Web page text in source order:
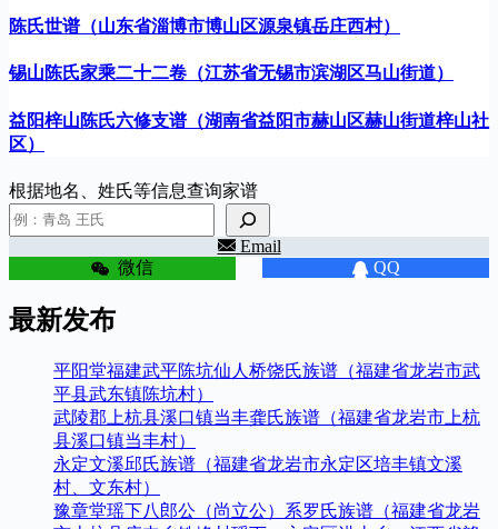
陈氏世谱（山东省淄博市博山区源泉镇岳庄西村）
锡山陈氏家乘二十二卷（江苏省无锡市滨湖区马山街道）
益阳梓山陈氏六修支谱（湖南省益阳市赫山区赫山街道梓山社
区）
根据地名、姓氏等信息查询家谱
Email
微信 QQ
最新发布
平阳堂福建武平陈坑仙人桥饶氏族谱（福建省龙岩市武
平县武东镇陈坑村）
武陵郡上杭县溪口镇当丰龚氏族谱（福建省龙岩市上杭
县溪口镇当丰村）
永定文溪邱氏族谱（福建省龙岩市永定区培丰镇文溪
村、文东村）
豫章堂瑶下八郎公（尚立公）系罗氏族谱（福建省龙岩